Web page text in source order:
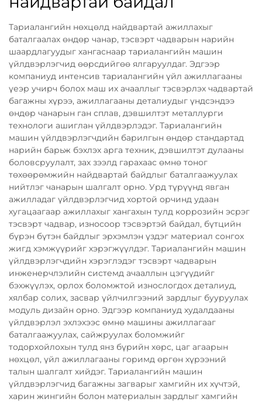
Тариалангийн нөхцөлд найдвартай ажиллахыг
баталгаалах өндөр чанар, тэсвэрт чадварын нарийн
шаардлагуудыг хангаснаар тариалангийн машин
үйлдвэрлэгчид өөрсдийгөө ялгаруулдаг. Эдгээр
компаниуд интенсив тариалангийн үйл ажиллагааны
үеэр учирч болох маш их ачааллыг тэсвэрлэх чадвартай
багажны хүрээ, ажиллагааны деталиудыг үндсэндээ
өндөр чанарын ган сплав, дэвшилтэт металлурги
технологи ашиглан үйлдвэрлэдэг. Тариалангийн
машин үйлдвэрлэгчдийн барилгын өндөр стандартад
нарийн барьж бэхлэх арга техник, дэвшилтэт дулааны
боловсруулалт, зах зээлд гарахаас өмнө тоног
төхөөрөмжийн найдвартай байдлыг баталгаажуулах
нийтлэг чанарын шалгалт орно. Урд түрүүнд явган
ажилладаг үйлдвэрлэгчид хортой орчинд удаан
хугацаагаар ажиллахыг хангахын тулд коррозийн эсрэг
тэсвэрт чадвар, износоор тэсвэртэй байдал, бүтцийн
бүрэн бүтэн байдлыг эрхэмлэн үздэг материал сонгох
жигд хэмжүүрийг хэрэгжүүлдэг. Тариалангийн машин
үйлдвэрлэгчдийн хэрэглэдэг тэсвэрт чадварын
инженерчлэлийн системд ачааллын цэгүүдийг
бэхжүүлэх, орлох боломжтой износлогдох деталиуд,
хялбар солих, засвар үйлчилгээний зардлыг бууруулах
модуль дизайн орно. Эдгээр компаниуд худалдааны
үйлдвэрлэл эхлэхээс өмнө машины ажиллагааг
баталгаажуулах, сайжруулах боломжийг
тодорхойлохын тулд янз бүрийн хөрс, цаг агаарын
нөхцөл, үйл ажиллагааны горимд өргөн хүрээний
талын шалгалт хийдэг. Тариалангийн машин
үйлдвэрлэгчид багажны загварыг хамгийн их хүчтэй,
харин жингийн болон материалын зардлыг хамгийн